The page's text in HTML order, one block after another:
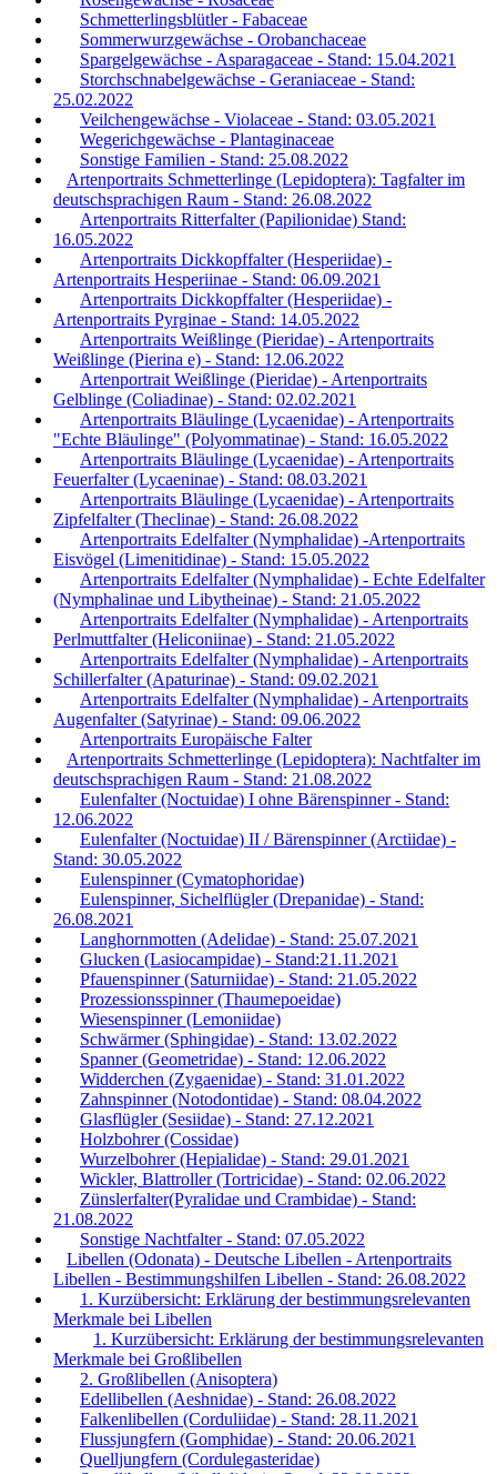
Schmetterlingsblütler - Fabaceae
Sommerwurzgewächse - Orobanchaceae
Spargelgewächse - Asparagaceae - Stand: 15.04.2021
Storchschnabelgewächse - Geraniaceae - Stand:
25.02.2022
Veilchengewächse - Violaceae - Stand: 03.05.2021
Wegerichgewächse - Plantaginaceae
Sonstige Familien - Stand: 25.08.2022
Artenportraits Schmetterlinge (Lepidoptera): Tagfalter im
deutschsprachigen Raum - Stand: 26.08.2022
Artenportraits Ritterfalter (Papilionidae) Stand:
16.05.2022
Artenportraits Dickkopffalter (Hesperiidae) -
Artenportraits Hesperiinae - Stand: 06.09.2021
Artenportraits Dickkopffalter (Hesperiidae) -
Artenportraits Pyrginae - Stand: 14.05.2022
Artenportraits Weißlinge (Pieridae) - Artenportraits
Weißlinge (Pierina e) - Stand: 12.06.2022
Artenportrait Weißlinge (Pieridae) - Artenportraits
Gelblinge (Coliadinae) - Stand: 02.02.2021
Artenportraits Bläulinge (Lycaenidae) - Artenportraits
"Echte Bläulinge" (Polyommatinae) - Stand: 16.05.2022
Artenportraits Bläulinge (Lycaenidae) - Artenportraits
Feuerfalter (Lycaeninae) - Stand: 08.03.2021
Artenportraits Bläulinge (Lycaenidae) - Artenportraits
Zipfelfalter (Theclinae) - Stand: 26.08.2022
Artenportraits Edelfalter (Nymphalidae) -Artenportraits
Eisvögel (Limenitidinae) - Stand: 15.05.2022
Artenportraits Edelfalter (Nymphalidae) - Echte Edelfalter
(Nymphalinae und Libytheinae) - Stand: 21.05.2022
Artenportraits Edelfalter (Nymphalidae) - Artenportraits
Perlmuttfalter (Heliconiinae) - Stand: 21.05.2022
Artenportraits Edelfalter (Nymphalidae) - Artenportraits
Schillerfalter (Apaturinae) - Stand: 09.02.2021
Artenportraits Edelfalter (Nymphalidae) - Artenportraits
Augenfalter (Satyrinae) - Stand: 09.06.2022
Artenportraits Europäische Falter
Artenportraits Schmetterlinge (Lepidoptera): Nachtfalter im
deutschsprachigen Raum - Stand: 21.08.2022
Eulenfalter (Noctuidae) I ohne Bärenspinner - Stand:
12.06.2022
Eulenfalter (Noctuidae) II / Bärenspinner (Arctiidae) -
Stand: 30.05.2022
Eulenspinner (Cymatophoridae)
Eulenspinner, Sichelflügler (Drepanidae) - Stand:
26.08.2021
Langhornmotten (Adelidae) - Stand: 25.07.2021
Glucken (Lasiocampidae) - Stand:21.11.2021
Pfauenspinner (Saturniidae) - Stand: 21.05.2022
Prozessionsspinner (Thaumepoeidae)
Wiesenspinner (Lemoniidae)
Schwärmer (Sphingidae) - Stand: 13.02.2022
Spanner (Geometridae) - Stand: 12.06.2022
Widderchen (Zygaenidae) - Stand: 31.01.2022
Zahnspinner (Notodontidae) - Stand: 08.04.2022
Glasflügler (Sesiidae) - Stand: 27.12.2021
Holzbohrer (Cossidae)
Wurzelbohrer (Hepialidae) - Stand: 29.01.2021
Wickler, Blattroller (Tortricidae) - Stand: 02.06.2022
Zünslerfalter(Pyralidae und Crambidae) - Stand:
21.08.2022
Sonstige Nachtfalter - Stand: 07.05.2022
Libellen (Odonata) - Deutsche Libellen - Artenportraits
Libellen - Bestimmungshilfen Libellen - Stand: 26.08.2022
1. Kurzübersicht: Erklärung der bestimmungsrelevanten
Merkmale bei Libellen
1. Kurzübersicht: Erklärung der bestimmungsrelevanten
Merkmale bei Großlibellen
2. Großlibellen (Anisoptera)
Edellibellen (Aeshnidae) - Stand: 26.08.2022
Falkenlibellen (Corduliidae) - Stand: 28.11.2021
Flussjungfern (Gomphidae) - Stand: 20.06.2021
Quelljungfern (Cordulegasteridae)